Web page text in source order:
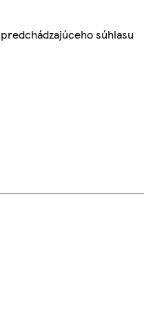
súhlasu